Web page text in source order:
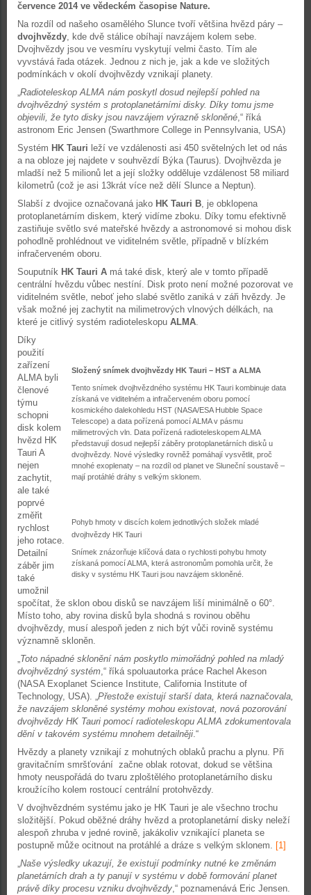
července 2014 ve vědeckém časopise Nature.
Na rozdíl od našeho osamělého Slunce tvoří většina hvězd páry –
dvojhvězdy, kde dvě stálice obíhají navzájem kolem sebe.
Dvojhvězdy jsou ve vesmíru vyskytují velmi často. Tím ale
vyvstává řada otázek. Jednou z nich je, jak a kde ve složitých
podmínkách v okolí dvojhvězdy vznikají planety.
„Radioteleskop ALMA nám poskytl dosud nejlepší pohled na
dvojhvězdný systém s protoplanetárními disky. Díky tomu jsme
objevili, že tyto disky jsou navzájem výrazně skloněné,“ říká
astronom Eric Jensen (Swarthmore College in Pennsylvania, USA)
Systém HK Tauri leží ve vzdálenosti asi 450 světelných let od nás
a na obloze jej najdete v souhvězdí Býka (Taurus). Dvojhvězda je
mladší než 5 milionů let a její složky odděluje vzdálenost 58 miliard
kilometrů (což je asi 13krát více než dělí Slunce a Neptun).
Slabší z dvojice označovaná jako HK Tauri B, je obklopena
protoplanetárním diskem, který vidíme zboku. Díky tomu efektivně
zastiňuje světlo své mateřské hvězdy a astronomové si mohou disk
pohodlně prohlédnout ve viditelném světle, případně v blízkém
infračerveném oboru.
Souputník HK Tauri A má také disk, který ale v tomto případě
centrální hvězdu vůbec nestíní. Disk proto není možné pozorovat ve
viditelném světle, neboť jeho slabé světlo zaniká v záři hvězdy. Je
však možné jej zachytit na milimetrových vlnových délkách, na
které je citlivý systém radioteleskopu ALMA.
Složený snímek dvojhvězdy HK Tauri – HST a ALMA
Tento snímek dvojhvězdného systému HK Tauri kombinuje data
získaná ve viditelném a infračerveném oboru pomocí
kosmického dalekohledu HST (NASA/ESA Hubble Space
Telescope) a data pořízená pomocí ALMA v pásmu
milimetrových vln. Data pořízená radioteleskopem ALMA
představují dosud nejlepší záběry protoplanetárních disků u
dvojhvězdy. Nové výsledky rovněž pomáhají vysvětlit, proč
mnohé exoplenaty – na rozdíl od planet ve Sluneční soustavě –
mají protáhlé dráhy s velkým sklonem.
Pohyb hmoty v discích kolem jednotlivých složek mladé
dvojhvězdy HK Tauri
Snímek znázorňuje klíčová data o rychlosti pohybu hmoty
získaná pomocí ALMA, která astronomům pomohla určit, že
disky v systému HK Tauri jsou navzájem skloněné.
Díky
použití
zařízení
ALMA byli
členové
týmu
schopni
disk kolem
hvězd HK
Tauri A
nejen
zachytit,
ale také
poprvé
změřit
rychlost
jeho rotace.
Detailní
záběr jim
také
umožnil
spočítat, že sklon obou disků se navzájem liší minimálně o 60°.
Místo toho, aby rovina disků byla shodná s rovinou oběhu
dvojhvězdy, musí alespoň jeden z nich být vůči rovině systému
významně skloněn.
„Toto nápadné sklonění nám poskytlo mimořádný pohled na mladý
dvojhvězdný systém,“ říká spoluautorka práce Rachel Akeson
(NASA Exoplanet Science Institute, California Institute of
Technology, USA). „Přestože existují starší data, která naznačovala,
že navzájem skloněné systémy mohou existovat, nová pozorování
dvojhvězdy HK Tauri pomocí radioteleskopu ALMA zdokumentovala
dění v takovém systému mnohem detailněji.“
Hvězdy a planety vznikají z mohutných oblaků prachu a plynu. Při
gravitačním smršťování začne oblak rotovat, dokud se většina
hmoty neuspořádá do tvaru zploštělého protoplanetárního disku
kroužícího kolem rostoucí centrální protohvězdy.
V dvojhvězdném systému jako je HK Tauri je ale všechno trochu
složitější. Pokud oběžné dráhy hvězd a protoplanetární disky neleží
alespoň zhruba v jedné rovině, jakákoliv vznikající planeta se
postupně může ocitnout na protáhlé a dráze s velkým sklonem. [1]
„Naše výsledky ukazují, že existují podmínky nutné ke změnám
planetárních drah a ty panují v systému v době formování planet
právě díky procesu vzniku dvojhvězdy,“ poznamenává Eric Jensen.